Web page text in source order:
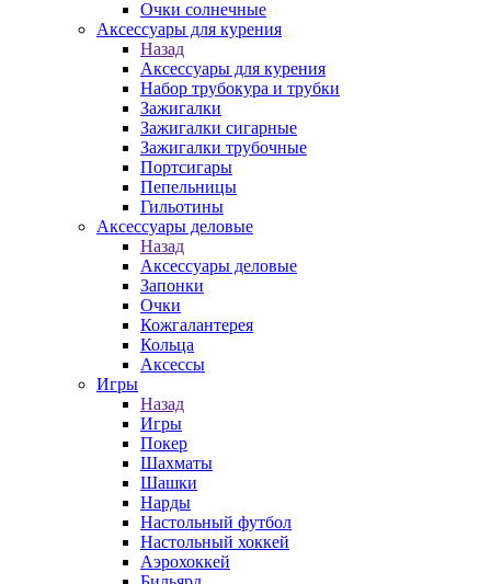
Очки солнечные
Аксессуары для курения
Назад
Аксессуары для курения
Набор трубокура и трубки
Зажигалки
Зажигалки сигарные
Зажигалки трубочные
Портсигары
Пепельницы
Гильотины
Аксессуары деловые
Назад
Аксессуары деловые
Запонки
Очки
Кожгалантерея
Кольца
Аксессы
Игры
Назад
Игры
Покер
Шахматы
Шашки
Нарды
Настольный футбол
Настольный хоккей
Аэрохоккей